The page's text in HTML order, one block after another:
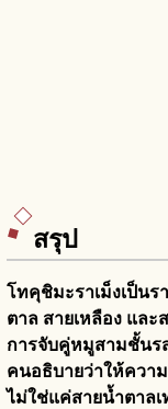
สรุป
โทคุชิมะราเม็งเป็น
ตาล สายเหลือง และ
การจับคู่หมูสามชั้นร
คนอธิบายว่าให้ควา
ไม่ใช่แค่สายน้ำตาล